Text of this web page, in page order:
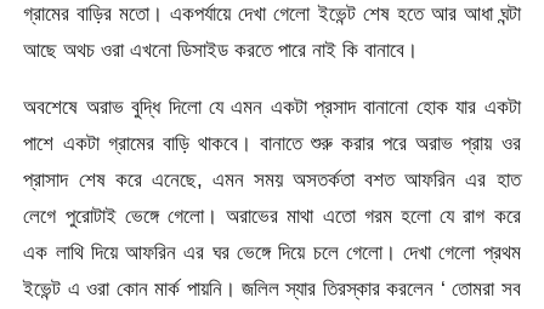
গ্রামের বাড়ির মতো। একপর্যায়ে দেখা গেলো ইভেন্ট শেষ হতে আর আধা ঘন্টা
আছে অথচ ওরা এখনো ডিসাইড করতে পারে নাই কি বানাবে।
অবশেষে অরাভ বুদ্ধি দিলো যে এমন একটা প্রসাদ বানানো হোক যার একটা
পাশে একটা গ্রামের বাড়ি থাকবে। বানাতে শুরু করার পরে অরাভ প্রায় ওর
প্রাসাদ শেষ করে এনেছে, এমন সময় অসতর্কতা বশত আফরিন এর হাত
লেগে পুরোটাই ভেঙ্গে গেলো। অরাভের মাথা এতো গরম হলো যে রাগ করে
এক লাথি দিয়ে আফরিন এর ঘর ভেঙ্গে দিয়ে চলে গেলো। দেখা গেলো প্রথম
ইভেন্ট এ ওরা কোন মার্ক পায়নি। জলিল স্যার তিরস্কার করলেন ‘ তোমরা সব